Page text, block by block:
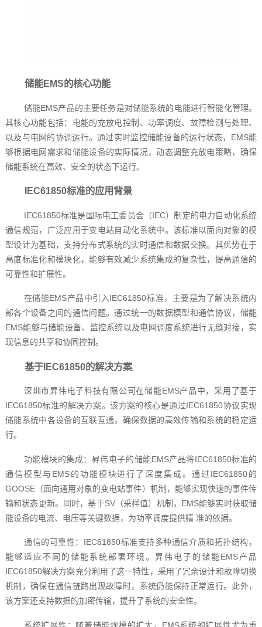
储能EMS的核心功能
储能EMS产品的主要任务是对储能系统的电能进行智能化管理。
其核心功能包括：电能的充放电控制、功率调度、故障检测与处理、
以及与电网的协调运行。通过实时监控储能设备的运行状态，EMS能
够根据电网需求和储能设备的实际情况，动态调整充放电策略，确保
储能系统在高效、安全的状态下运行。
IEC61850标准的应用背景
IEC61850标准是国际电工委员会（IEC）制定的电力自动化系统
通信规范，广泛应用于变电站自动化系统中。该标准以面向对象的模
型设计为基础，支持分布式系统的实时通信和数据交换。其优势在于
高度标准化和模块化，能够有效减少系统集成的复杂性，提高通信的
可靠性和扩展性。
在储能EMS产品中引入IEC61850标准，主要是为了解决系统内
部各个设备之间的通信问题。通过统一的数据模型和通信协议，储能
EMS能够与储能设备、监控系统以及电网调度系统进行无缝对接，实
现信息的共享和协同控制。
基于IEC61850的解决方案
深圳市昇伟电子科技有限公司在储能EMS产品中，采用了基于
IEC61850标准的解决方案。该方案的核心是通过IEC61850协议实现
储能系统中各设备的互联互通，确保数据的高效传输和系统的稳定运
行。
功能模块的集成：昇伟电子的储能EMS产品将IEC61850标准的
通信模型与EMS的功能模块进行了深度集成。通过IEC61850的
GOOSE（面向通用对象的变电站事件）机制，能够实现快速的事件传
输和状态更新。同时，基于SV（采样值）机制，EMS能够实时获取储
能设备的电流、电压等关键数据，为功率调度提供精 准的依据。
通信的可靠性：IEC61850标准支持多种通信介质和拓扑结构，
能够适应不同的储能系统部署环境。昇伟电子的储能EMS产品
IEC61850解决方案充分利用了这一特性，采用了冗余设计和故障切换
机制，确保在通信链路出现故障时，系统仍能保持正常运行。此外，
该方案还支持数据的加密传输，提升了系统的安全性。
系统扩展性：随着储能规模的扩大，EMS系统的扩展性尤为重